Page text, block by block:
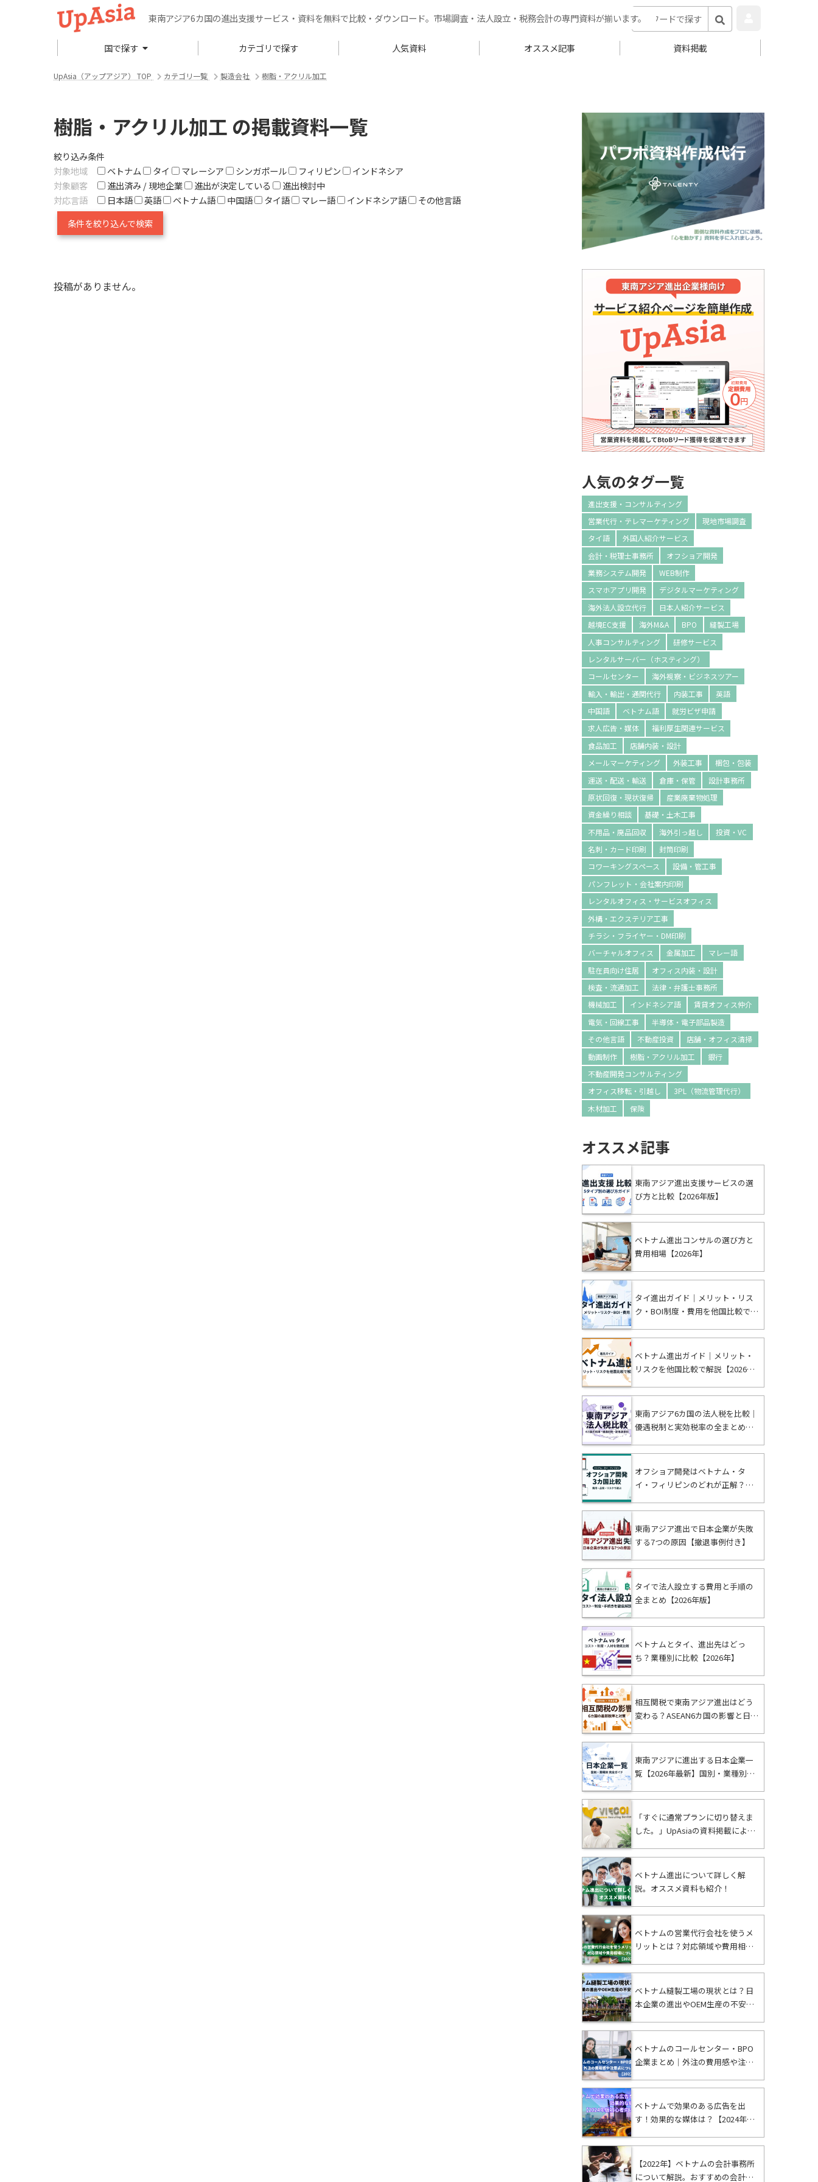
東南アジア6カ国の進出支援サービス・資料を無料で比較・ダウンロード。市場調査・法人設立・税務会計の専門資料が揃います。
国で探す カテゴリで探す 人気資料 オススメ記事 資料掲載
UpAsia（アップアジア） TOP カテゴリ一覧 製造会社 樹脂・アクリル加工
人気のタグ一覧
進出支援・コンサルティング
営業代行・テレマーケティング
現地市場調査
タイ語
外国人紹介サービス
会計・税理士事務所
オフショア開発
業務システム開発
WEB制作
スマホアプリ開発
デジタルマーケティング
海外法人設立代行
日本人紹介サービス
越境EC支援
海外M&A BPO
縫製工場
人事コンサルティング
研修サービス
レンタルサーバー（ホスティング）
コールセンター
海外視察・ビジネスツアー
輸入・輸出・通関代行
内装工事
英語
中国語
ベトナム語
就労ビザ申請
求人広告・媒体
福利厚生関連サービス
食品加工
店舗内装・設計
メールマーケティング
外装工事
梱包・包装
運送・配送・輸送
倉庫・保管
設計事務所
原状回復・現状復帰
産業廃棄物処理
資金繰り相談
基礎・土木工事
不用品・廃品回収
海外引っ越し
投資・VC
名刺・カード印刷
封筒印刷
コワーキングスペース
設備・管工事
パンフレット・会社案内印刷
レンタルオフィス・サービスオフィス
外構・エクステリア工事
チラシ・フライヤー・DM印刷
バーチャルオフィス
金属加工
マレー語
駐在員向け住居
オフィス内装・設計
検査・流通加工
法律・弁護士事務所
機械加工
インドネシア語
賃貸オフィス仲介
電気・回線工事
半導体・電子部品製造
その他言語
不動産投資
店舗・オフィス清掃
動画制作
樹脂・アクリル加工
銀行
不動産開発コンサルティング
オフィス移転・引越し
3PL（物流管理代行）
木材加工
保険
オススメ記事
東南アジア進出支援サービスの選
び方と比較【2026年版】
ベトナム進出コンサルの選び方と
費用相場【2026年】
タイ進出ガイド｜メリット・リス
ク・BOI制度・費用を他国比較で解
ベトナム進出ガイド｜メリット・
リスクを他国比較で解説【2026年
東南アジア6カ国の法人税を比較｜
優遇税制と実効税率の全まとめ【2
オフショア開発はベトナム・タ
イ・フィリピンのどれが正解？費
年】
東南アジア進出で日本企業が失敗
する7つの原因【撤退事例付き】
タイで法人設立する費用と手順の
全まとめ【2026年版】
ベトナムとタイ、進出先はどっ
ち？業種別に比較【2026年】
相互関税で東南アジア進出はどう
変わる？ASEAN6カ国の影響と日本
東南アジアに進出する日本企業一
覧【2026年最新】国別・業種別ま
「すぐに通常プランに切り替えま
した。」UpAsiaの資料掲載により
Test運営者に聞く成果と挑戦
ベトナム進出について詳しく解
説。オススメ資料も紹介！
ベトナムの営業代行会社を使うメ
リットとは？対応領域や費用相場
ベトナム縫製工場の現状とは？日
本企業の進出やOEM生産の不安を
ベトナムのコールセンター・BPO
企業まとめ｜外注の費用感や注意
ベトナムで効果のある広告を出
す！効果的な媒体は？【2024年版
【2022年】ベトナムの会計事務所
について解説。おすすめの会計事
樹脂・アクリル加工 の掲載資料一覧
絞り込み条件
対象地域
ベトナム タイ マレーシア シンガポール フィリピン
インドネシア
対象顧客
進出済み / 現地企業 進出が決定している
進出検討中
対応言語
日本語 英語 ベトナム語 中国語 タイ語 マレー語 インドネシア語
その他言語
条件を絞り込んで検索
投稿がありません。